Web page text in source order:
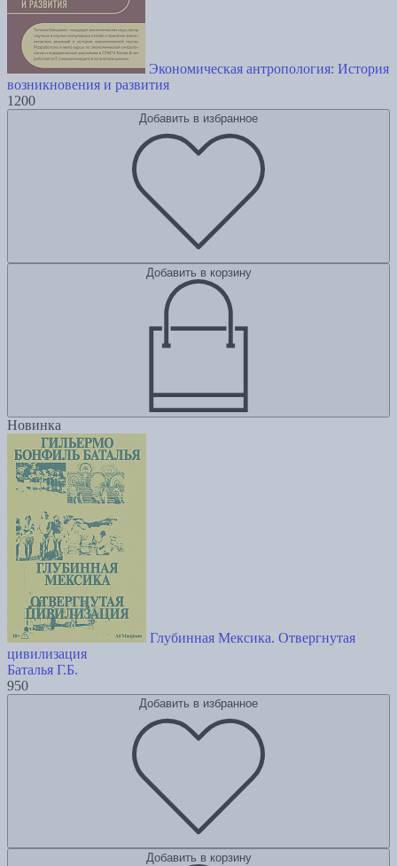
Экономическая антропология: История
возникновения и развития
1200
Добавить в избранное
Добавить в корзину
Новинка
Глубинная Мексика. Отвергнутая
цивилизация
Баталья Г.Б.
950
Добавить в избранное
Добавить в корзину